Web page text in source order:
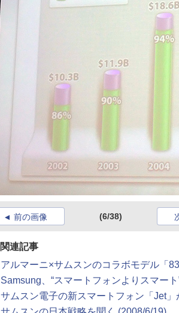
前の画像 (6/38)
関連記事
アルマーニ×サムスンのコラボモデル「
Samsung、“スマートフォンよりスマー
サムスン電子の新スマートフォン「Jet